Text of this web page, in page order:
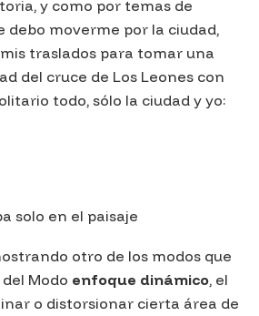
y como por temas de
moverme por la ciudad,
traslados para tomar una
del cruce de Los Leones con
todo, sólo la ciudad y yo:
solo en el paisaje
otro de los modos que
Modo enfoque dinámico, el
o distorsionar cierta área de